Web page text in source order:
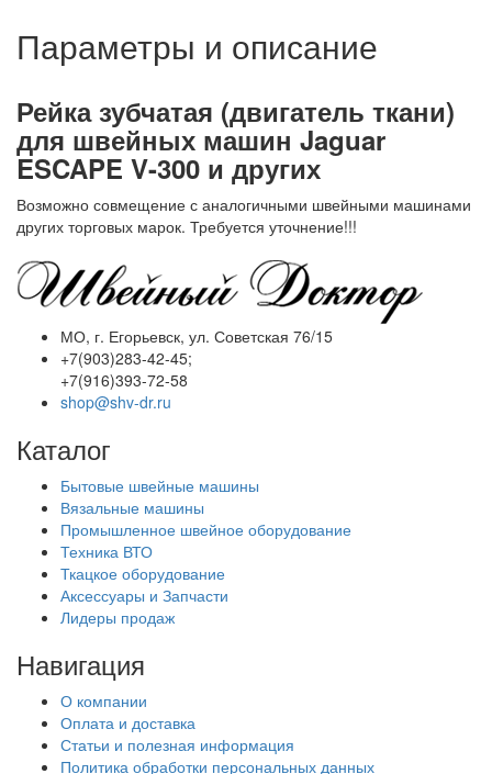
Параметры и описание
Рейка зубчатая (двигатель ткани)
для швейных машин Jaguar
ESCAPE V-300 и других
Возможно совмещение с аналогичными швейными машинами
других торговых марок. Требуется уточнение!!!
МО, г. Егорьевск, ул. Советская 76/15
+7(903)283-42-45;
+7(916)393-72-58
shop@shv-dr.ru
Каталог
Бытовые швейные машины
Вязальные машины
Промышленное швейное оборудование
Техника ВТО
Ткацкое оборудование
Аксессуары и Запчасти
Лидеры продаж
Навигация
О компании
Оплата и доставка
Статьи и полезная информация
Политика обработки персональных данных